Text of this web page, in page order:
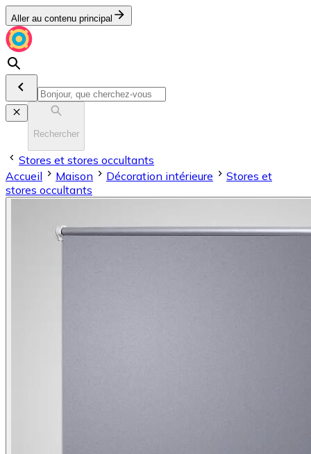
Aller au contenu principal
Rechercher
Stores et stores occultants
Accueil
Maison Décoration intérieure
Stores et
stores occultants